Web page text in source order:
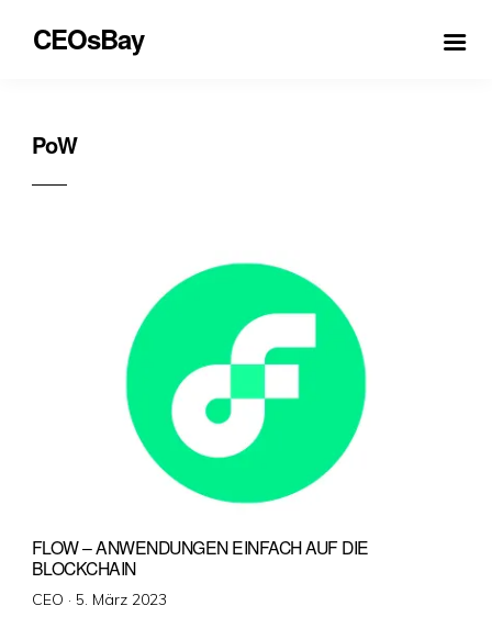
CEOsBay
PoW
FLOW – ANWENDUNGEN EINFACH AUF DIE
BLOCKCHAIN
CEO · Veröffentlicht
5. März 2023